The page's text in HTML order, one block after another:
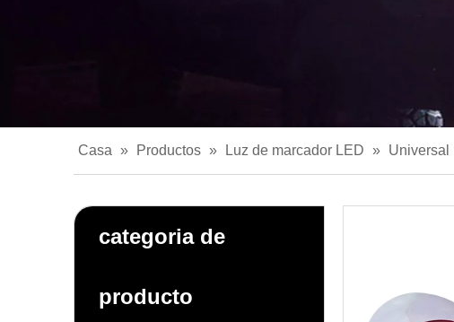
Casa » Productos » Luz de marcador LED » Universal
categoria de
producto